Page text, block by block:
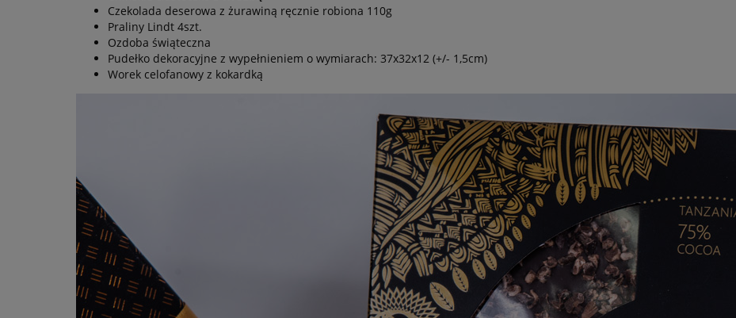
Czekolada deserowa z żurawiną ręcznie robiona 110g
Praliny Lindt 4szt.
Ozdoba świąteczna
Pudełko dekoracyjne z wypełnieniem o wymiarach: 37x32x12 (+/- 1,5cm)
Worek celofanowy z kokardką